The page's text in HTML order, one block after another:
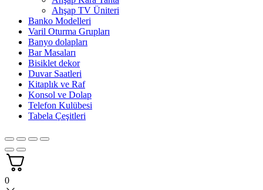
Ahşap TV Üniteri
Banko Modelleri
Varil Oturma Grupları
Banyo dolapları
Bar Masaları
Bisiklet dekor
Duvar Saatleri
Kitaplık ve Raf
Konsol ve Dolap
Telefon Kulübesi
Tabela Çeşitleri
0